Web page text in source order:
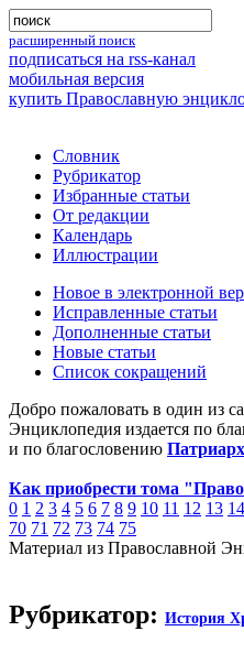
расширенный поиск
подписаться на rss-канал
мобильная версия
купить Православную
Словник
Рубрикатор
Избранные статьи
От редакции
Календарь
Иллюстрации
Новое в электронной
Исправленные статьи
Дополненные статьи
Новые статьи
Список сокращений
Добро пожаловать в один из
Энциклопедия издается по
и по благословению
Как приобрести тома
0 1 2 3 4 5 6 7 8 9 10 11 12 13 14
70 71 72 73 74 75
Материал из Православной
Рубрикатор: История